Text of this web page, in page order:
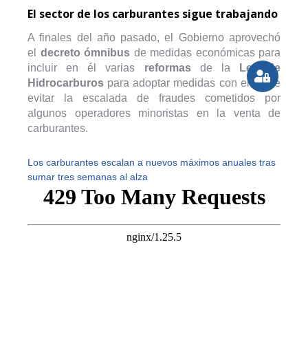
El sector de los carburantes sigue trabajando
A finales del año pasado, el Gobierno aprovechó
el decreto ómnibus de medidas económicas para
incluir en él varias reformasde la Ley de
Hidrocarburos para adoptar medidas con el fin de
evitar la escalada de fraudes cometidos por
algunos operadores minoristas en la venta de
carburantes.
Los carburantes escalan a nuevos máximos anuales tras
sumar tres semanas al alza